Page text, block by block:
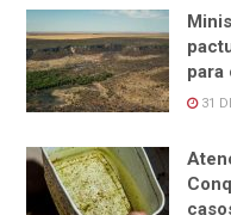
para
31